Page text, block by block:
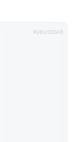
PUBLICIDAD